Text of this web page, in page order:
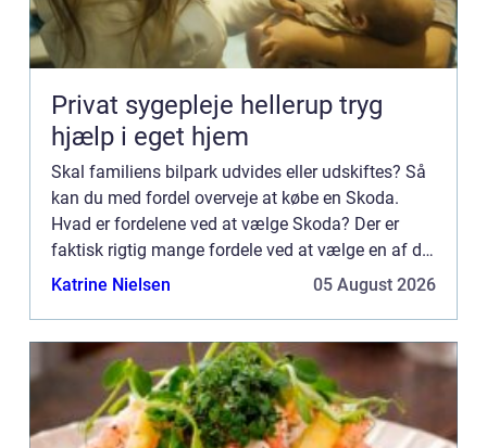
Privat sygepleje hellerup tryg
hjælp i eget hjem
Skal familiens bilpark udvides eller udskiftes? Så
kan du med fordel overveje at købe en Skoda.
Hvad er fordelene ved at vælge Skoda? Der er
faktisk rigtig mange fordele ved at vælge en af de
mange Skoda modeller som din og familiens
Katrine Nielsen 05 August 2026